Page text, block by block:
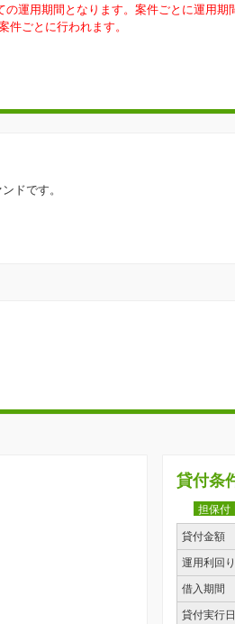
運用期間となります。案件ごとに運用期
件ごとに行われます。
ドです。
貸付条
担保付
貸付金額
運用利回り
借入期間
貸付実行日